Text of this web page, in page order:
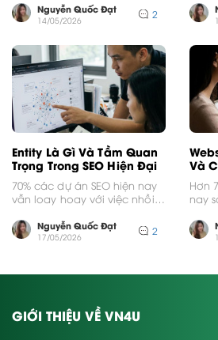
Nguyễn Quốc Đạt
14/05/2026 2
sức...
Entity Là Gì Và Tầm Quan
Trọng Trong SEO Hiện Đại
70% các dự án SEO hiện nay
vẫn loay hoay với việc nhồi
Nguyễn Quốc Đạt
17/05/2026 2
Và
Hơn
nay
GIỚI THIỆU VỀ VN4U